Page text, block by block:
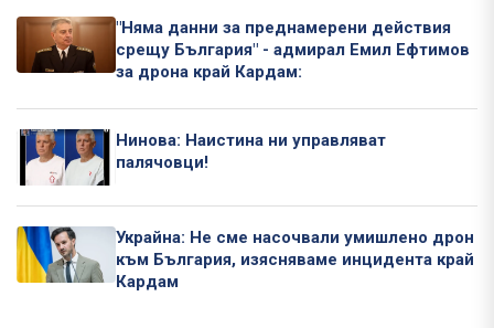
"Няма данни за преднамерени действия
срещу България" - адмирал Емил Ефтимов
за дрона край Кардам:
Нинова: Наистина ни управляват
палячовци!
Украйна: Не сме насочвали умишлено дрон
към България, изясняваме инцидента край
Кардам